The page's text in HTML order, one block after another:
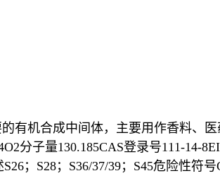
有机合成中间体，主要用作香料、
分子量130.185CAS登录号111-
；S28；S36/37/39；S45危险性符号